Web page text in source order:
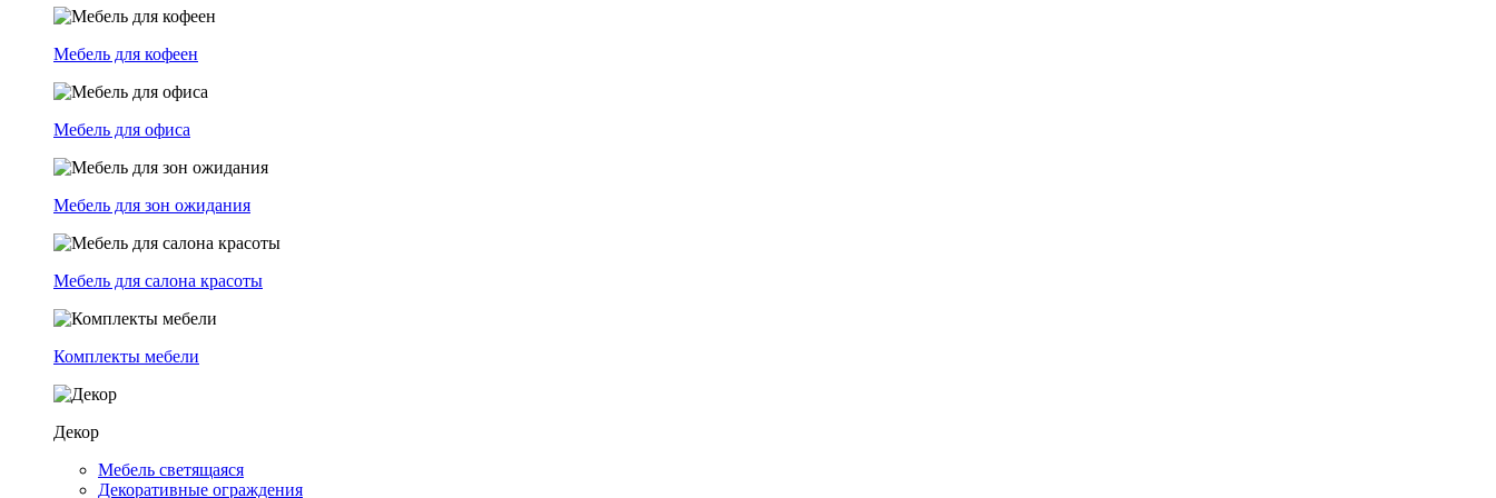
Мебель для кофеен
Мебель для офиса
Мебель для зон ожидания
Мебель для салона красоты
Комплекты мебели
Декор
Мебель светящаяся
Декоративные ограждения